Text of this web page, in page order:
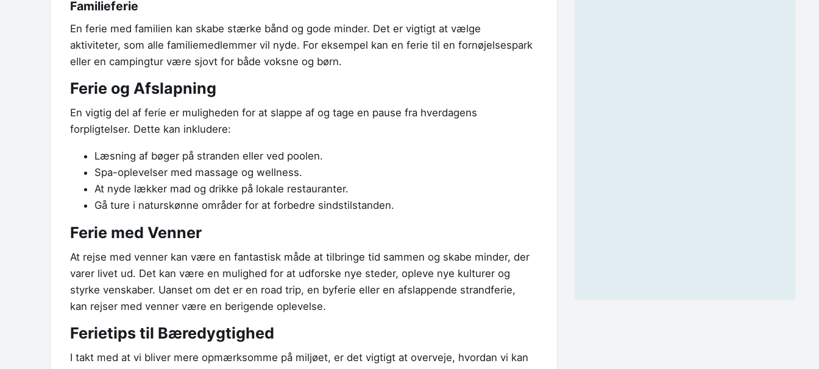
Familieferie
En ferie med familien kan skabe stærke bånd og gode minder. Det er vigtigt at vælge
aktiviteter, som alle familiemedlemmer vil nyde. For eksempel kan en ferie til en fornøjelsespark
eller en campingtur være sjovt for både voksne og børn.
Ferie og Afslapning
En vigtig del af ferie er muligheden for at slappe af og tage en pause fra hverdagens
forpligtelser. Dette kan inkludere:
Læsning af bøger på stranden eller ved poolen.
Spa-oplevelser med massage og wellness.
At nyde lækker mad og drikke på lokale restauranter.
Gå ture i naturskønne områder for at forbedre sindstilstanden.
Ferie med Venner
At rejse med venner kan være en fantastisk måde at tilbringe tid sammen og skabe minder, der
varer livet ud. Det kan være en mulighed for at udforske nye steder, opleve nye kulturer og
styrke venskaber. Uanset om det er en road trip, en byferie eller en afslappende strandferie,
kan rejser med venner være en berigende oplevelse.
Ferietips til Bæredygtighed
I takt med at vi bliver mere opmærksomme på miljøet, er det vigtigt at overveje, hvordan vi kan